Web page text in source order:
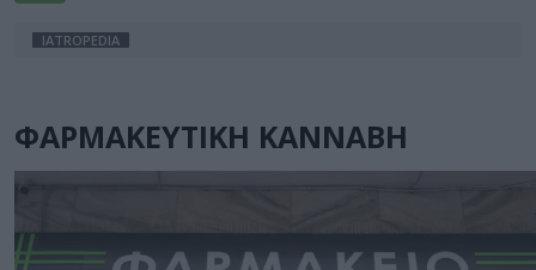
IATROPEDIA
ΦΑΡΜΑΚΕΥΤΙΚΗ ΚΑΝΝΑΒΗ